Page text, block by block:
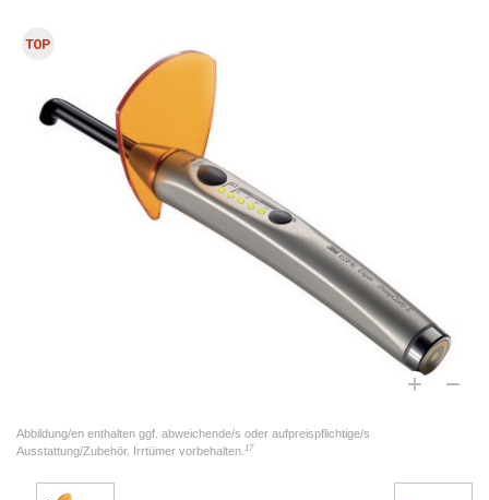
Abbildung/en enthalten ggf. abweichende/s oder aufpreispflichtige/s
Ausstattung/Zubehör. Irrtümer vorbehalten. 17